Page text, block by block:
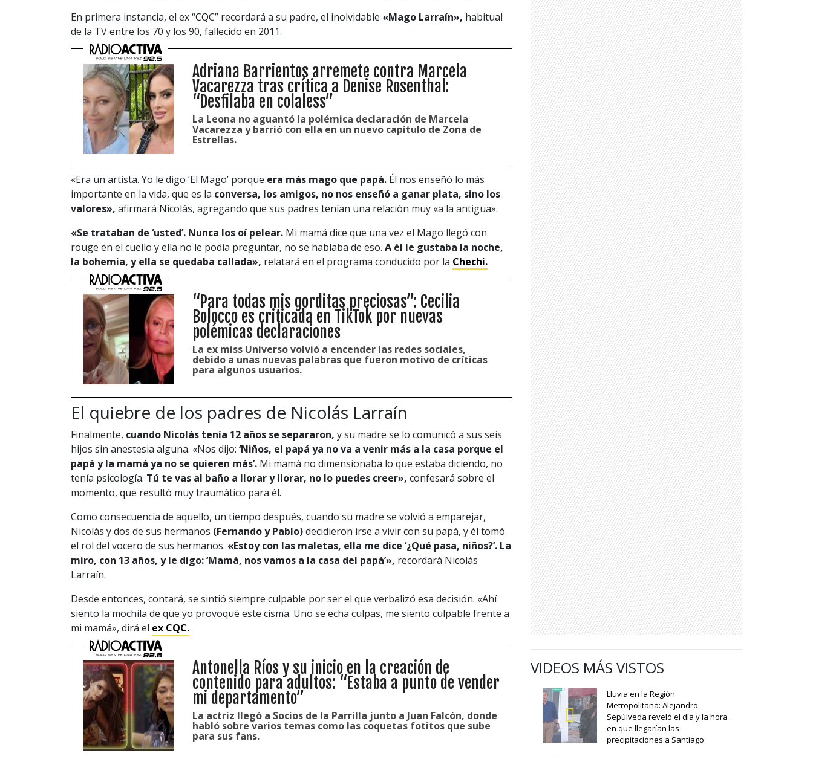
En primera instancia, el ex “CQC” recordará a su padre, el inolvidable «Mago Larraín», habitual
de la TV entre los 70 y los 90, fallecido en 2011.
Adriana Barrientos arremete contra Marcela
Vacarezza tras crítica a Denise Rosenthal:
“Desfilaba en colaless”
La Leona no aguantó la polémica declaración de Marcela
Vacarezza y barrió con ella en un nuevo capítulo de Zona de
Estrellas.
«Era un artista. Yo le digo ‘El Mago’ porque era más mago que papá. Él nos enseñó lo más
importante en la vida, que es la conversa, los amigos, no nos enseñó a ganar plata, sino los
valores», afirmará Nicolás, agregando que sus padres tenían una relación muy «a la antigua».
«Se trataban de ‘usted’. Nunca los oí pelear. Mi mamá dice que una vez el Mago llegó con
rouge en el cuello y ella no le podía preguntar, no se hablaba de eso. A él le gustaba la noche,
la bohemia, y ella se quedaba callada», relatará en el programa conducido por la Chechi.
“Para todas mis gorditas preciosas”: Cecilia
Bolocco es criticada en TikTok por nuevas
polémicas declaraciones
La ex miss Universo volvió a encender las redes sociales,
debido a unas nuevas palabras que fueron motivo de críticas
para algunos usuarios.
El quiebre de los padres de Nicolás Larraín
Finalmente, cuando Nicolás tenía 12 años se separaron, y su madre se lo comunicó a sus seis
hijos sin anestesia alguna. «Nos dijo: ‘Niños, el papá ya no va a venir más a la casa porque el
papá y la mamá ya no se quieren más’. Mi mamá no dimensionaba lo que estaba diciendo, no
tenía psicología. Tú te vas al baño a llorar y llorar, no lo puedes creer», confesará sobre el
momento, que resultó muy traumático para él.
Como consecuencia de aquello, un tiempo después, cuando su madre se volvió a emparejar,
Nicolás y dos de sus hermanos (Fernando y Pablo)decidieron irse a vivir con su papá, y él tomó
el rol del vocero de sus hermanos. «Estoy con las maletas, ella me dice ‘¿Qué pasa, niños?’. La
miro, con 13 años, y le digo: ‘Mamá, nos vamos a la casa del papá’», recordará Nicolás
Larraín.
Desde entonces, contará, se sintió siempre culpable por ser el que verbalizó esa decisión. «Ahí
siento la mochila de que yo provoqué este cisma. Uno se echa culpas, me siento culpable frente a
mi mamá», dirá el ex CQC.
Antonella Ríos y su inicio en la creación de
contenido para adultos: “Estaba a punto de vender
mi departamento”
La actriz llegó a Socios de la Parrilla junto a Juan Falcón, donde
habló sobre varios temas como las coquetas fotitos que sube
para sus fans.
VIDEOS MÁS VISTOS
Lluvia en la Región
Metropolitana: Alejandro
Sepúlveda reveló el día y la hora
en que llegarían las
precipitaciones a Santiago